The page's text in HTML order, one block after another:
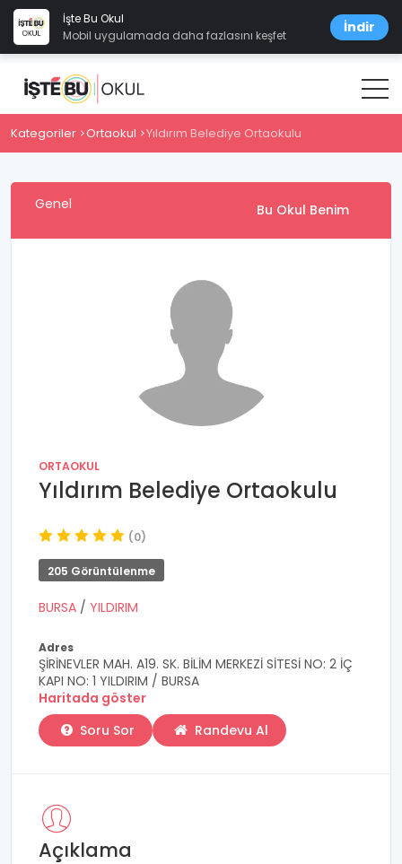
İşte Bu Okul
Mobil uygulamada daha fazlasını keşfet
İndir
Kategoriler Ortaokul Yıldırım Belediye Ortaokulu
Genel Bu Okul Benim
ORTAOKUL
Yıldırım Belediye Ortaokulu
(0)
205 Görüntülenme
BURSA / YILDIRIM
Adres
ŞİRİNEVLER MAH. A19. SK. BİLİM MERKEZİ SİTESİ NO: 2 İÇ
KAPI NO: 1 YILDIRIM / BURSA
Haritada göster
Soru Sor
Randevu Al
Açıklama